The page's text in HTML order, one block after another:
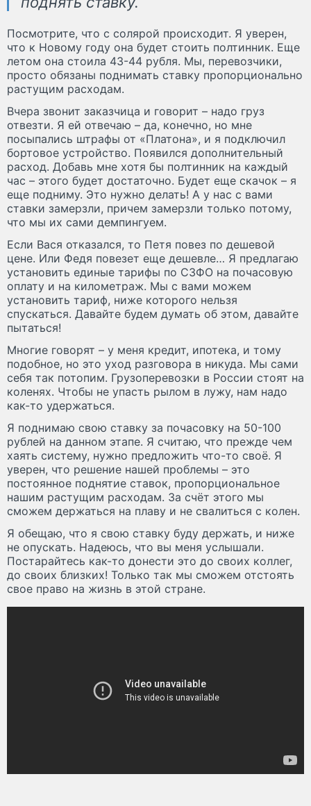
Посмотрите, что с солярой происходит. Я уверен,
что к Новому году она будет стоить полтинник. Еще
летом она стоила 43-44 рубля. Мы, перевозчики,
просто обязаны поднимать ставку пропорционально
растущим расходам.
Вчера звонит заказчица и говорит – надо груз
отвезти. Я ей отвечаю – да, конечно, но мне
посыпались штрафы от «Платона», и я подключил
бортовое устройство. Появился дополнительный
расход. Добавь мне хотя бы полтинник на каждый
час – этого будет достаточно. Будет еще скачок – я
еще подниму. Это нужно делать! А у нас с вами
ставки замерзли, причем замерзли только потому,
что мы их сами демпингуем.
Если Вася отказался, то Петя повез по дешевой
цене. Или Федя повезет еще дешевле… Я предлагаю
установить единые тарифы по СЗФО на почасовую
оплату и на километраж. Мы с вами можем
установить тариф, ниже которого нельзя
спускаться. Давайте будем думать об этом, давайте
пытаться!
Многие говорят – у меня кредит, ипотека, и тому
подобное, но это уход разговора в никуда. Мы сами
себя так потопим. Грузоперевозки в России стоят на
коленях. Чтобы не упасть рылом в лужу, нам надо
как-то удержаться.
Я поднимаю свою ставку за почасовку на 50-100
рублей на данном этапе. Я считаю, что прежде чем
хаять систему, нужно предложить что-то своё. Я
уверен, что решение нашей проблемы – это
постоянное поднятие ставок, пропорциональное
нашим растущим расходам. За счёт этого мы
сможем держаться на плаву и не свалиться с колен.
Я обещаю, что я свою ставку буду держать, и ниже
не опускать. Надеюсь, что вы меня услышали.
Постарайтесь как-то донести это до своих коллег,
до своих близких! Только так мы сможем отстоять
свое право на жизнь в этой стране.